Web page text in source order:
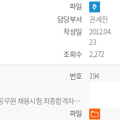
파일
담당부서
권세진
작성일
2012.04.
23
조회수
2,272
번호
194
원 채용시험 최종합격자 공고
파일